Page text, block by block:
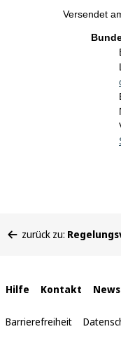
Versendet
befinden
zurück zu:
Interne
Links
Hilfe Kontakt
Barrierefreiheit